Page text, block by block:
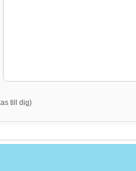
till dig)